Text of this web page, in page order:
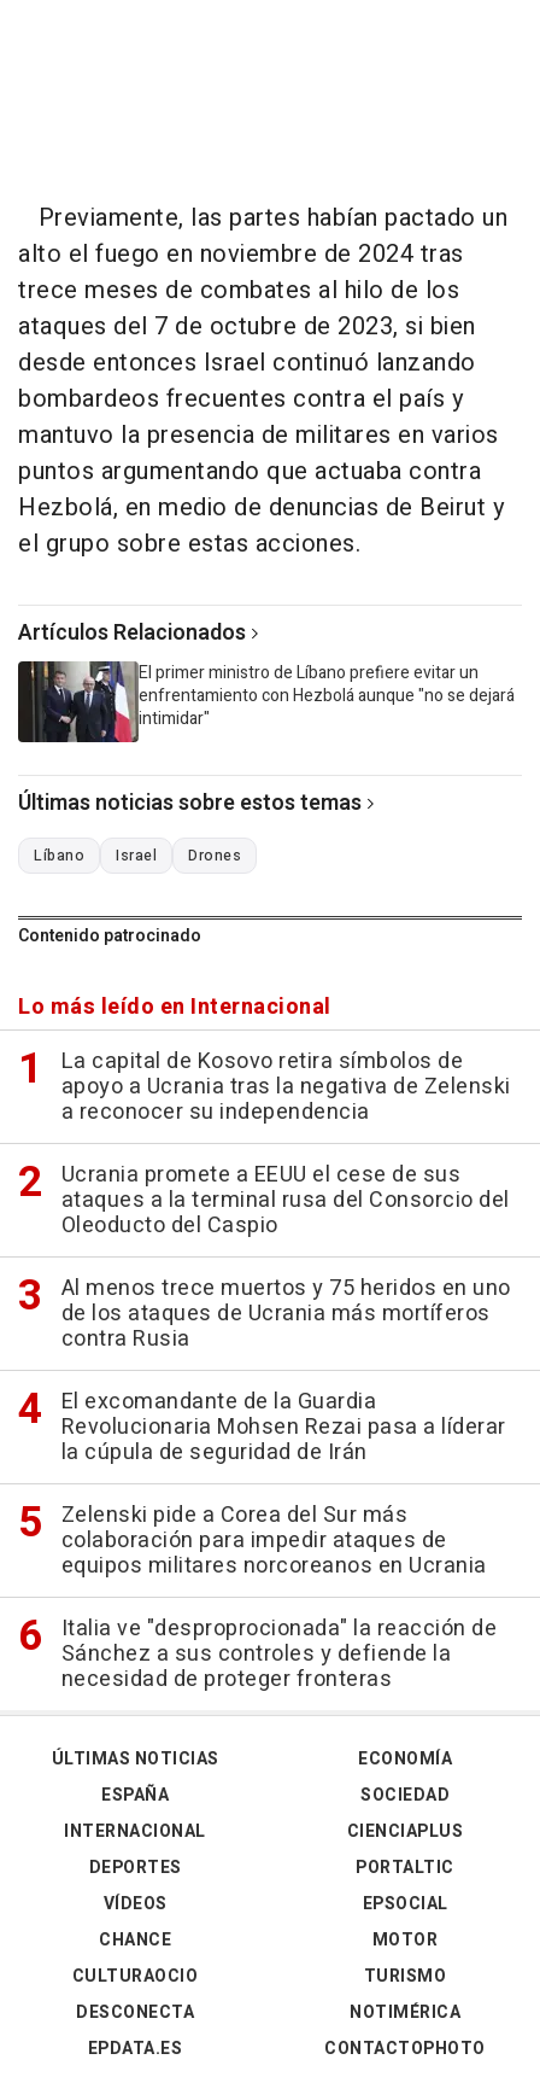
Previamente, las partes habían pactado un
alto el fuego en noviembre de 2024 tras
trece meses de combates al hilo de los
ataques del 7 de octubre de 2023, si bien
desde entonces Israel continuó lanzando
bombardeos frecuentes contra el país y
mantuvo la presencia de militares en varios
puntos argumentando que actuaba contra
Hezbolá, en medio de denuncias de Beirut y
el grupo sobre estas acciones.
Artículos Relacionados
El primer ministro de Líbano prefiere evitar un
enfrentamiento con Hezbolá aunque "no se dejará
intimidar"
Últimas noticias sobre estos temas
Líbano Israel Drones
Contenido patrocinado
Lo más leído en Internacional
La capital de Kosovo retira símbolos de
apoyo a Ucrania tras la negativa de Zelenski
a reconocer su independencia
Ucrania promete a EEUU el cese de sus
ataques a la terminal rusa del Consorcio del
Oleoducto del Caspio
Al menos trece muertos y 75 heridos en uno
de los ataques de Ucrania más mortíferos
contra Rusia
El excomandante de la Guardia
Revolucionaria Mohsen Rezai pasa a líderar
la cúpula de seguridad de Irán
Zelenski pide a Corea del Sur más
colaboración para impedir ataques de
equipos militares norcoreanos en Ucrania
Italia ve "desproprocionada" la reacción de
Sánchez a sus controles y defiende la
necesidad de proteger fronteras
ÚLTIMAS NOTICIAS
ESPAÑA
INTERNACIONAL
DEPORTES
VÍDEOS
ECONOMÍA
SOCIEDAD
CIENCIAPLUS
PORTALTIC
EPSOCIAL
CHANCE
CULTURAOCIO
DESCONECTA
EPDATA.ES
MOTOR
TURISMO
NOTIMÉRICA
CONTACTOPHOTO